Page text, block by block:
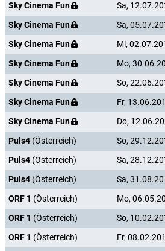
Sky Cinema Fun
Sa,
Sky Cinema Fun
Sa,
Sky Cinema Fun
Mi,
Sky Cinema Fun
Mo,
Sky Cinema Fun
So,
Sky Cinema Fun
Fr,
Sky Cinema Fun
Do,
Puls4 (Österreich) So,
Puls4 (Österreich) Sa,
Puls4 (Österreich) Sa,
ORF 1 (Österreich) Mo,
ORF 1 (Österreich) So,
ORF 1 (Österreich) Fr,